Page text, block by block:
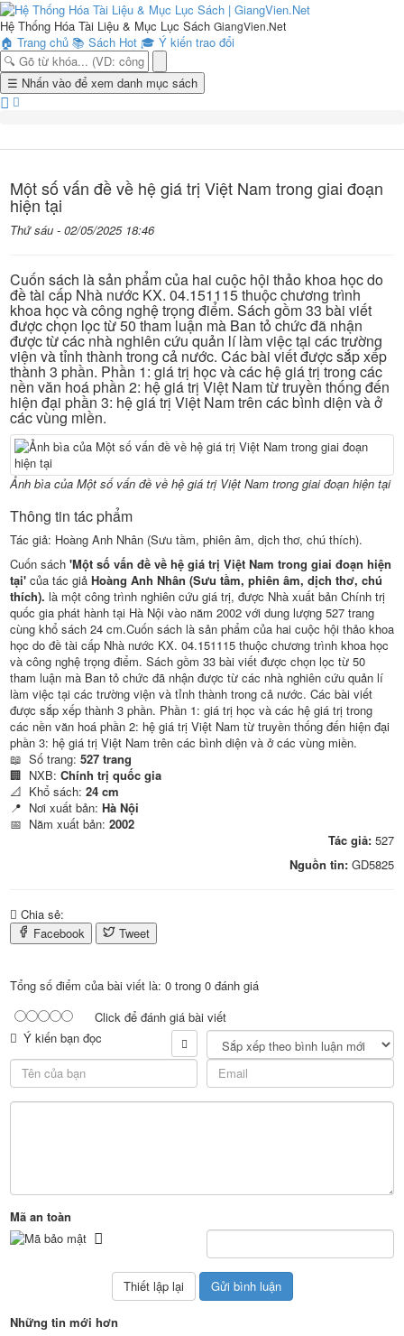
Hệ Thống Hóa Tài Liệu & Mục Lục Sách GiangVien.Net
🏠 Trang chủ 📚 Sách Hot 🎓 Ý kiến trao đổi
Toggle
navigation
☰ Nhấn vào để xem danh mục sách
Một số vấn đề về hệ giá trị Việt Nam trong giai đoạn
hiện tại
Thứ sáu - 02/05/2025 18:46
Cuốn sách là sản phẩm của hai cuộc hội thảo khoa học do
đề tài cấp Nhà nước KX. 04.151115 thuộc chương trình
khoa học và công nghệ trọng điểm. Sách gồm 33 bài viết
được chọn lọc từ 50 tham luận mà Ban tỏ chức đã nhận
được từ các nhà nghiên cứu quản lí làm việc tại các trường
viện và tỉnh thành trong cả nước. Các bài viết được sắp xếp
thành 3 phần. Phần 1: giá trị học và các hệ giá trị trong các
nền văn hoá phần 2: hệ giá trị Việt Nam từ truyền thống đến
hiện đại phần 3: hệ giá trị Việt Nam trên các bình diện và ở
các vùng miền.
Ảnh bìa của Một số vấn đề về hệ giá trị Việt Nam trong giai đoạn hiện tại
Thông tin tác phẩm
Tác giả: Hoàng Anh Nhân (Sưu tầm, phiên âm, dịch thơ, chú thích).
Cuốn sách 'Một số vấn đề về hệ giá trị Việt Nam trong giai đoạn hiện
tại' của tác giả Hoàng Anh Nhân (Sưu tầm, phiên âm, dịch thơ, chú
thích). là một công trình nghiên cứu giá trị, được Nhà xuất bản Chính trị
quốc gia phát hành tại Hà Nội vào năm 2002 với dung lượng 527 trang
cùng khổ sách 24 cm.Cuốn sách là sản phẩm của hai cuộc hội thảo khoa
học do đề tài cấp Nhà nước KX. 04.151115 thuộc chương trình khoa học
và công nghệ trọng điểm. Sách gồm 33 bài viết được chọn lọc từ 50
tham luận mà Ban tỏ chức đã nhận được từ các nhà nghiên cứu quản lí
làm việc tại các trường viện và tỉnh thành trong cả nước. Các bài viết
được sắp xếp thành 3 phần. Phần 1: giá trị học và các hệ giá trị trong
các nền văn hoá phần 2: hệ giá trị Việt Nam từ truyền thống đến hiện đại
phần 3: hệ giá trị Việt Nam trên các bình diện và ở các vùng miền.
📖 Số trang: 527 trang
🏢 NXB: Chính trị quốc gia
📐 Khổ sách: 24 cm
📍 Nơi xuất bản: Hà Nội
📅 Năm xuất bản: 2002
Tác giả: 527
Nguồn tin: GD5825
Chia sẻ:
Facebook
Tweet
Tổng số điểm của bài viết là: 0 trong 0 đánh giá
Click để đánh giá bài viết
Ý kiến bạn đọc
Mã an toàn
Những tin mới hơn